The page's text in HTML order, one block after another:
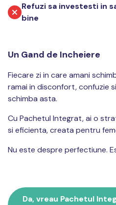
Refuzi sa investesti in
bine
Un Gand de Incheiere
Fiecare zi in care amani
ramai in disconfort, confuzie
schimba asta.
Cu Pachetul Integrat, ai o
si eficienta, creata pentru
Nu este despre perfectiune.
Da, vreau Pachetul